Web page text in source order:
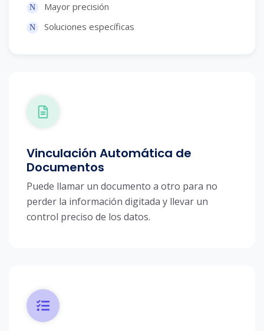
Mayor precisión
Soluciones específicas
Vinculación Automática de
Documentos
Puede llamar un documento a otro para no
perder la información digitada y llevar un
control preciso de los datos.